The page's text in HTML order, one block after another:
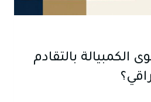
بالتقادم